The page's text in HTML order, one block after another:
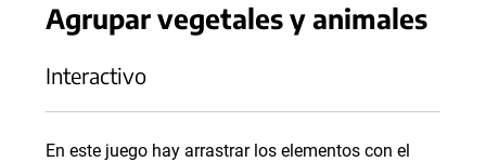
Agrupar vegetales y animales
Interactivo
En este juego hay arrastrar los elementos con el